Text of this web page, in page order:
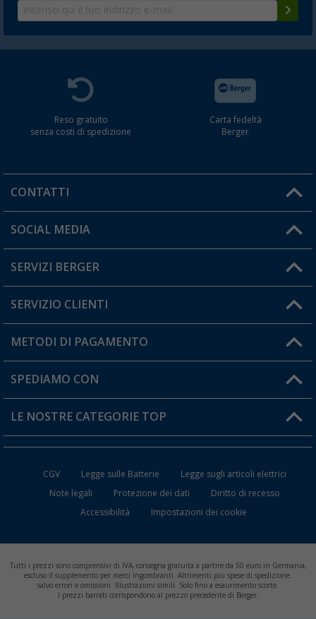
Reso gratuito
senza costi di spedizione
Carta fedeltà
Berger
CONTATTI
Orari di apertura del servizio:
Hai una domanda?
SOCIAL MEDIA
SERVIZI BERGER
Diventare rivenditori
Il mio Account
Carta fedeltà Berger
SERVIZIO CLIENTI
Informazioni sulla spedizione
Resi
FAQ e Contatti
METODI DI PAGAMENTO
SPEDIAMO CON
LE NOSTRE CATEGORIE TOP
Mobili per il Campeggio
Frigo Portatili
Climatizzatori per Camper
CGV Legge sulle Batterie
Legge sugli articoli elettrici
Note legali
Protezione dei dati
Diritto di recesso
Accessibilità
Impostazioni dei cookie
Tutti i prezzi sono comprensivi di IVA, consegna gratuita a partire da 50 euro in Germania,
escluso il supplemento per merci ingombranti. Altrimenti più spese di spedizione.
salvo errori e omissioni. Illustrazioni simili. Solo fino a esaurimento scorte.
I prezzi barrati corrispondono al prezzo precedente di Berger.